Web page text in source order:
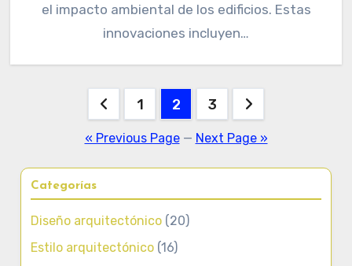
el impacto ambiental de los edificios. Estas
innovaciones incluyen…
pagination
1 2 3
« Previous Page— Next Page »
Categorías
Diseño arquitectónico (20)
Estilo arquitectónico (16)